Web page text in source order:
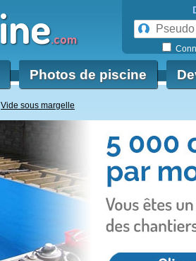
.com
Photos de piscine
Vide sous margelle